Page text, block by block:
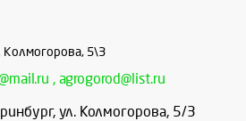
Колмогорова, 5\3
, agrogorod@list.ru
, ул. Колмогорова, 5/3